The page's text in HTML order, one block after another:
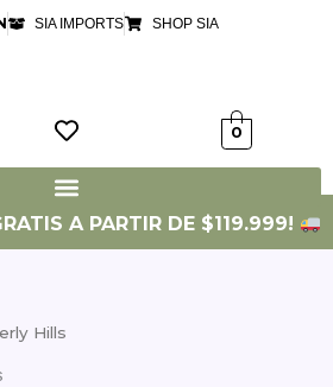
SIA IMPORTS SHOP SIA
0
A PARTIR DE $119.999!
Hills